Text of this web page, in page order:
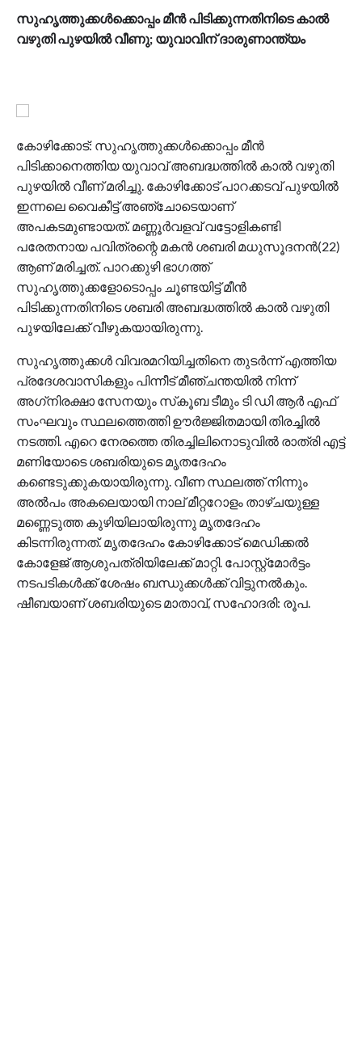
സുഹൃത്തുക്കള്‍ക്കൊപ്പം മീന്‍ പിടിക്കുന്നതിനിടെ കാല്‍
വഴുതി പുഴയില്‍ വീണു; യുവാവിന് ദാരുണാന്ത്യം
കോഴിക്കോട്: സുഹൃത്തുക്കള്‍ക്കൊപ്പം മീന്‍
പിടിക്കാനെത്തിയ യുവാവ് അബദ്ധത്തില്‍ കാല്‍ വഴുതി
പുഴയില്‍ വീണ് മരിച്ചു. കോഴിക്കോട് പാറക്കടവ് പുഴയില്‍
ഇന്നലെ വൈകീട്ട് അഞ്ചോടെയാണ്
അപകടമുണ്ടായത്. മണ്ണൂര്‍വളവ് വട്ടോളികണ്ടി
പരേതനായ പവിത്രന്റെ മകന്‍ ശബരി മധുസൂദനന്‍(22)
ആണ് മരിച്ചത്. പാറക്കുഴി ഭാഗത്ത്
സുഹൃത്തുക്കളോടൊപ്പം ചൂണ്ടയിട്ട് മീന്‍
പിടിക്കുന്നതിനിടെ ശബരി അബദ്ധത്തില്‍ കാല്‍ വഴുതി
പുഴയിലേക്ക് വീഴുകയായിരുന്നു.
സുഹൃത്തുക്കള്‍ വിവരമറിയിച്ചതിനെ തുടര്‍ന്ന് എത്തിയ
പ്രദേശവാസികളും പിന്നീട് മീഞ്ചന്തയില്‍ നിന്ന്
അഗ്‌നിരക്ഷാ സേനയും സ്‌കൂബ ടീമും ടി ഡി ആര്‍ എഫ്
സംഘവും സ്ഥലത്തെത്തി ഊര്‍ജ്ജിതമായി തിരച്ചില്‍
നടത്തി. എറെ നേരത്തെ തിരച്ചിലിനൊടുവില്‍ രാത്രി എട്ട്
മണിയോടെ ശബരിയുടെ മൃതദേഹം
കണ്ടെടുക്കുകയായിരുന്നു. വീണ സ്ഥലത്ത് നിന്നും
അല്‍പം അകലെയായി നാല് മീറ്ററോളം താഴ്ചയുള്ള
മണ്ണെടുത്ത കുഴിയിലായിരുന്നു മൃതദേഹം
കിടന്നിരുന്നത്. മൃതദേഹം കോഴിക്കോട് മെഡിക്കല്‍
കോളേജ് ആശുപത്രിയിലേക്ക് മാറ്റി. പോസ്റ്റ്മോര്‍ട്ടം
നടപടികള്‍ക്ക് ശേഷം ബന്ധുക്കള്‍ക്ക് വിട്ടുനല്‍കും.
ഷീബയാണ് ശബരിയുടെ മാതാവ്, സഹോദരി: രൂപ.